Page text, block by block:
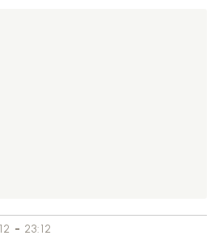
- 23:12